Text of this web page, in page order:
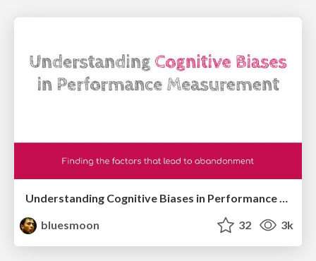
Understanding Cognitive Biases in Performance Measurement
bluesmoon
32 3k